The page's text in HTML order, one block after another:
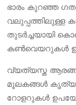
ഭാരം കുറഞ്ഞ
വലുപ്പത്തിലുള്ള
തുടർച്ചയായി
കൺവെയറുകൾ
വ്യത്യസ്ത
മൂലകങ്ങൾ
റോളറുകൾ